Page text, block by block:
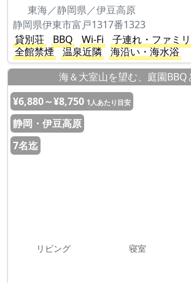
東海／静岡県／伊豆高原
静岡県伊東市富戸1317番1323
貸別荘
BBQ Wi-Fi 子連れ・ファミ
全館禁煙
温泉近隣
海沿い・海水浴
海＆大室山を望む、庭園BBQ
¥6,880～¥8,750 1人あたり目安
静岡・伊豆高原
7名迄
リビング 寝室